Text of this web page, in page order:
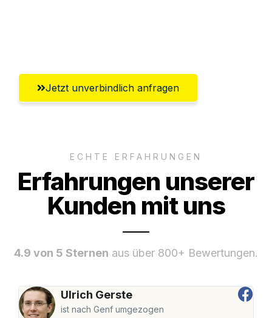
Jetzt unverbindlich anfragen
ECHTE ERFAHRUNGEN
Erfahrungen unserer
Kunden mit uns
4.9 von 5 Sternen aus über 800+ Bewertungen.
Ulrich Gerste
ist nach Genf umgezogen